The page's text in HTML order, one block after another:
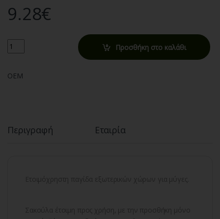
9.28€
Quantity Προσθήκη στο καλάθι
OEM
Περιγραφή Εταιρία